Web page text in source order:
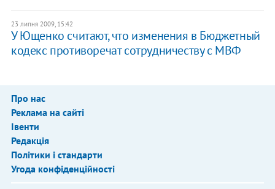
23 липня 2009, 15:42
У Ющенко считают, что изменения в Бюджетный
кодекс противоречат сотрудничеству с МВФ
Про нас
Реклама на сайті
Івенти
Редакція
Політики і стандарти
Угода конфіденційності